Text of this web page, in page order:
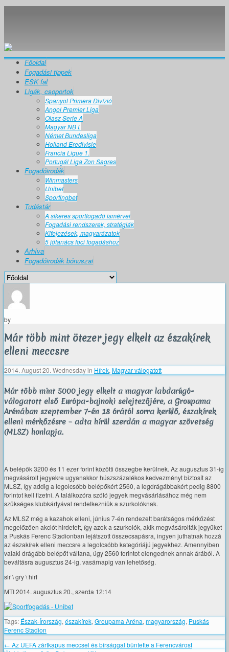
Főoldal
Fogadási tippek
ESK fal
Ligák, csoportok
Spanyol Primera Divízió
Angol Premier Liga
Olasz Serie A
Magyar NB I.
Német Bundesliga
Holland Eredivisie
Francia Ligue 1.
Portugál Liga Zon Sagres
Fogadóirodák
Winmasters
Unibet
Sportingbet
Tudástár
A sikeres sportfogadó ismérvei
Fogadási rendszerek, stratégiák
Kifejezések, magyarázatok
5 jótanács foci fogadáshoz
Arhíva
Fogadóirodák bónuszai
by
Már több mint ötezer jegy elkelt az északírek
elleni meccsre
2014. August 20. Wednesdayin Hírek, Magyar válogatott
Már több mint 5000 jegy elkelt a magyar labdarúgó-
válogatott első Európa-bajnoki selejtezőjére, a Groupama
Arénában szeptember 7-én 18 órától sorra kerülő, északírek
elleni mérkőzésre – adta hírül szerdán a magyar szövetség
(MLSZ) honlapja.
A belépők 3200 és 11 ezer forint közötti összegbe kerülnek. Az augusztus 31-ig
megvásárolt jegyekre ugyanakkor húszszázalékos kedvezményt biztosít az
MLSZ, így addig a legolcsóbb belépőkért 2560, a legdrágábbakért pedig 8800
forintot kell fizetni. A találkozóra szóló jegyek megvásárlásához még nem
szükséges klubkártyával rendelkezniük a szurkolóknak.
Az MLSZ még a kazahok elleni, június 7-én rendezett barátságos mérkőzést
megelőzően akciót hirdetett, így azok a szurkolók, akik megvásárolták jegyüket
a Puskás Ferenc Stadionban lejátszott összecsapásra, ingyen juthatnak hozzá
az északírek elleni meccsre a legolcsóbb kategóriájú jegyekhez. Amennyiben
valaki drágább belépőt váltana, úgy 2560 forintot elengednek annak árából. A
beváltásra augusztus 24-ig, vasárnapig van lehetőség.
slr \ gry \ hirf
MTI 2014. augusztus 20., szerda 12:14
Tags: Észak-Írország, északírek, Groupama Aréna, magyarország, Puskás
Ferenc Stadion
← Az UEFA zártkapus meccsel és bírsággal büntette a Ferencvárost